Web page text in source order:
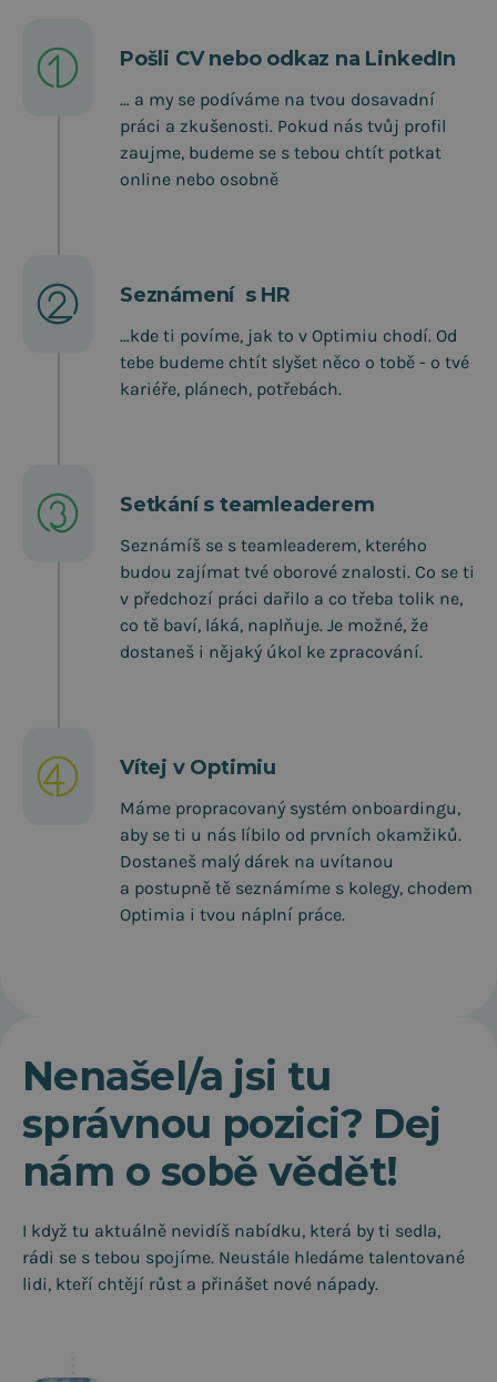
Pošli CV nebo odkaz na LinkedIn
… a my se podíváme na tvou dosavadní
práci a zkušenosti. Pokud nás tvůj profil
zaujme, budeme se s tebou chtít potkat
online nebo osobně
Seznámení s HR
…kde ti povíme, jak to v Optimiu chodí. Od
tebe budeme chtít slyšet něco o tobě - o tvé
kariéře, plánech, potřebách.
Setkání s teamleaderem
Seznámíš se s teamleaderem, kterého
budou zajímat tvé oborové znalosti. Co se ti
v předchozí práci dařilo a co třeba tolik ne,
co tě baví, láká, naplňuje. Je možné, že
dostaneš i nějaký úkol ke zpracování.
Vítej v Optimiu
Máme propracovaný systém onboardingu,
aby se ti u nás líbilo od prvních okamžiků.
Dostaneš malý dárek na uvítanou
a postupně tě seznámíme s kolegy, chodem
Optimia i tvou náplní práce.
Nenašel/a jsi tu
správnou pozici? Dej
nám o sobě vědět!
I když tu aktuálně nevidíš nabídku, která by ti sedla,
rádi se s tebou spojíme. Neustále hledáme talentované
lidi, kteří chtějí růst a přinášet nové nápady.